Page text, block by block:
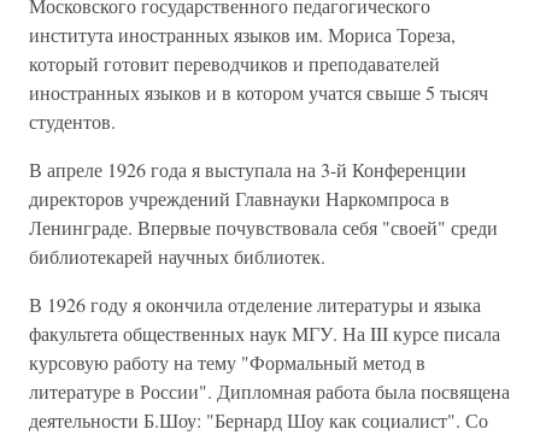
Московского государственного педагогического
института иностранных языков им. Мориса Тореза,
который готовит переводчиков и преподавателей
иностранных языков и в котором учатся свыше 5 тысяч
студентов.
В апреле 1926 года я выступала на 3-й Конференции
директоров учреждений Главнауки Наркомпроса в
Ленинграде. Впервые почувствовала себя "своей" среди
библиотекарей научных библиотек.
В 1926 году я окончила отделение литературы и языка
факультета общественных наук МГУ. На III курсе писала
курсовую работу на тему "Формальный метод в
литературе в России". Дипломная работа была посвящена
деятельности Б.Шоу: "Бернард Шоу как социалист". Со